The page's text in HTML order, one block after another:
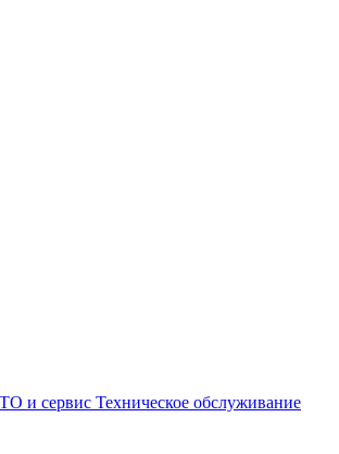
и сервис Техническое обслуживание